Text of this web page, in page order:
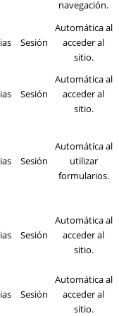
navegación.
Sesión
Automática al
acceder al
sitio.
Sesión
Automática al
acceder al
sitio.
Sesión
Automática al
utilizar
formularios.
Sesión
Automática al
acceder al
sitio.
Sesión
Automática al
acceder al
sitio.